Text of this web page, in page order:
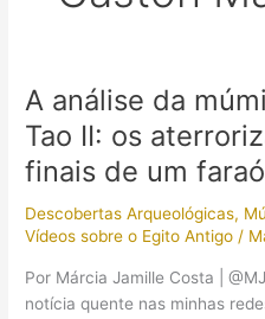
A análise da
Tao II: os
finais de um faraó
Descobertas Arqueológicas,
Vídeos sobre o Egito Antigo /
Por Márcia Jamille Costa |
notícia quente nas minhas